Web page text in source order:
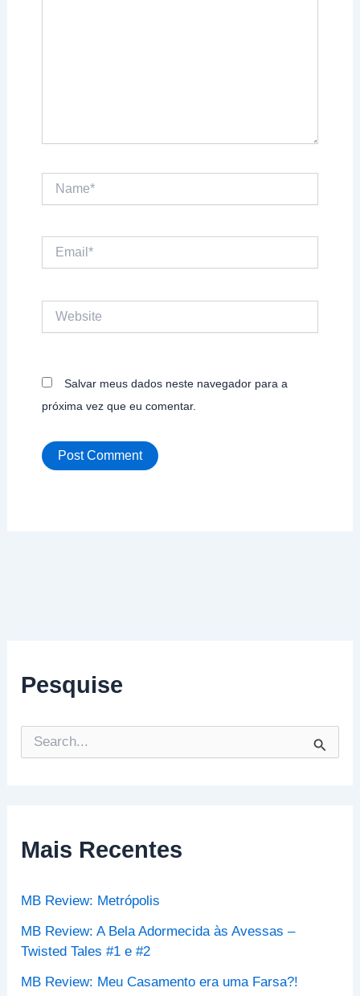
Pesquise
e
s
a
o
:
Mais Recentes
MB Review: Metrópolis
MB Review: A Bela Adormecida às Avessas –
Twisted Tales #1 e #2
MB Review: Meu Casamento era uma Farsa?!
Email*
Salvar meus dados neste navegador para a
próxima vez que eu comentar.